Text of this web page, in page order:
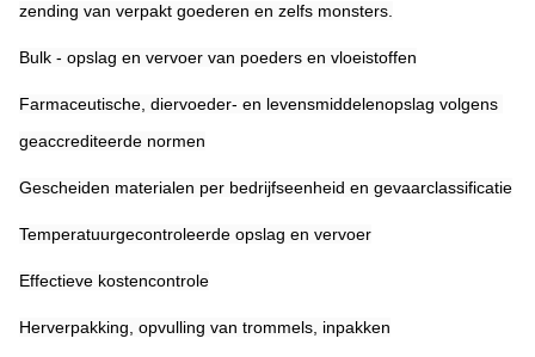
zending van verpakt goederen en zelfs monsters.
Bulk - opslag en vervoer van poeders en vloeistoffen
Farmaceutische, diervoeder- en levensmiddelenopslag volgens
geaccrediteerde normen
Gescheiden materialen per bedrijfseenheid en gevaarclassificatie
Temperatuurgecontroleerde opslag en vervoer
Effectieve kostencontrole
Herverpakking, opvulling van trommels, inpakken